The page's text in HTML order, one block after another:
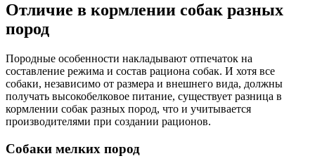
Отличие в кормлении собак разных
пород
Породные особенности накладывают отпечаток на
составление режима и состав рациона собак. И хотя все
собаки, независимо от размера и внешнего вида, должны
получать высокобелковое питание, существует разница в
кормлении собак разных пород, что и учитывается
производителями при создании рационов.
Собаки мелких пород